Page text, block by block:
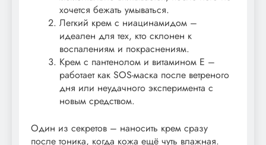
хочется бежать умываться.
Легкий крем с ниацинамидом –
идеален для тех, кто склонен к
воспалениям и покраснениям.
Крем с пантенолом и витамином Е –
работает как SOS-маска после ветреного
дня или неудачного эксперимента с
новым средством.
Один из секретов – наносить крем сразу
после тоника, когда кожа ещё чуть влажная.